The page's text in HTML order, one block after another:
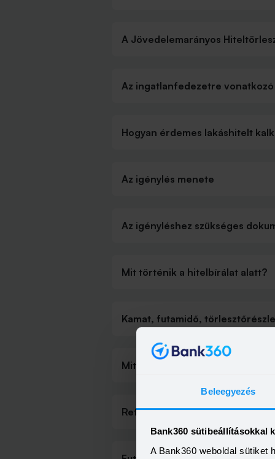
Beleegyezés
Bank360 sütibeállításokkal
A Bank360 weboldal sütiket
A Jövedelemarányos
Az ingatlanfedezetre
Hogyan érdemes lakáshitelt
Az igénylés menete
Az igényléshez szükséges
Mit történik a hitelbírálat alatt?
Kamat, futamidő,
Mitől függ a lakáshitel kamata?
Referenciakamat